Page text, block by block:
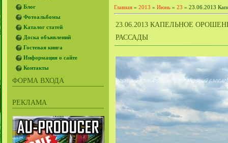
Блог
Фотоальбомы
Каталог статей
Доска объявлений
Гостевая книга
Информация о сайте
Контакты
ФОРМА ВХОДА
РЕКЛАМА
Главная » 2013 » Июнь » 23 » 23.06.2013
23.06.2013 КАПЕЛЬНОЕ
РАССАДЫ